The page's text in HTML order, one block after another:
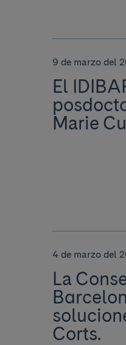
9 de marzo del
El
Marie
4 de marzo del
La
Corts.